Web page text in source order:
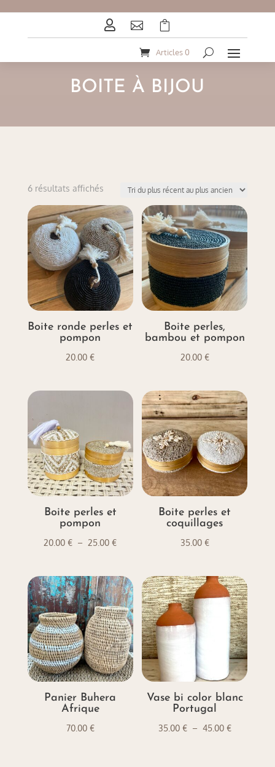
  
Articles 0
BOITE À BIJOU
6 résultats affichésTrié
plus
récent
au
plus
ancien
Boite ronde perles et
pompon
20.00€
Boite perles,
bambou et pompon
20.00 €
Boite perles et
pompon
20.00€ – 25.00€Plage
prix :
20.00 €
à
25.00 €
Boite perles et
coquillages
35.00 €
Panier Buhera
Afrique
70.00 €
Vase bi color blanc
Portugal
35.00 € – 45.00 €Plage